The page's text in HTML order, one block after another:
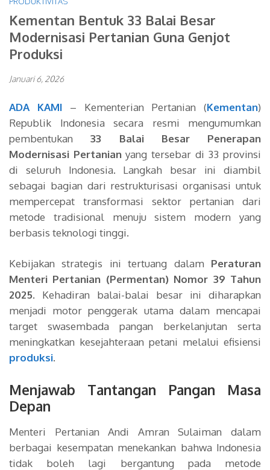
Kementan Bentuk 33 Balai Besar
Modernisasi Pertanian Guna Genjot
Produksi
Januari 6, 2026
ADA KAMI – Kementerian Pertanian (Kementan)
Republik Indonesia secara resmi mengumumkan
pembentukan33 Balai Besar Penerapan
Modernisasi Pertanianyang tersebar di 33 provinsi
di seluruh Indonesia. Langkah besar ini diambil
sebagai bagian dari restrukturisasi organisasi untuk
mempercepat transformasi sektor pertanian dari
metode tradisional menuju sistem modern yang
berbasis teknologi tinggi.
Kebijakan strategis ini tertuang dalam Peraturan
Menteri Pertanian (Permentan) Nomor 39 Tahun
2025. Kehadiran balai-balai besar ini diharapkan
menjadi motor penggerak utama dalam mencapai
target swasembada pangan berkelanjutan serta
meningkatkan kesejahteraan petani melalui efisiensi
produksi.
Menjawab Tantangan Pangan Masa
Depan
Menteri Pertanian Andi Amran Sulaiman dalam
berbagai kesempatan menekankan bahwa Indonesia
tidak boleh lagi bergantung pada metode